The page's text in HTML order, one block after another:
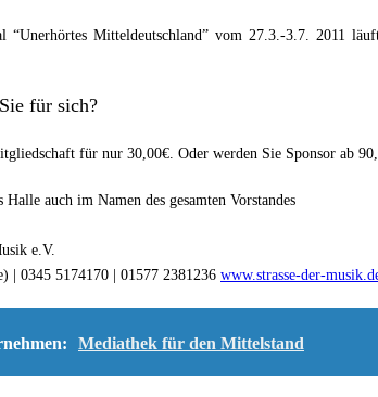
“Unerhörtes Mitteldeutschland” vom 27.3.-3.7. 2011
für sich?
für nur 30,00€. Oder werden Sie Sponsor ab
auch im Namen des gesamten Vorstandes
e.V.
| 0345 5174170 | 01577 2381236 www.strasse-der-
Mediathek für den Mittelstand